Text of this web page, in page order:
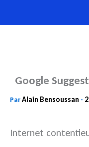
au
Google
ParAlain Bensoussan -
Internet